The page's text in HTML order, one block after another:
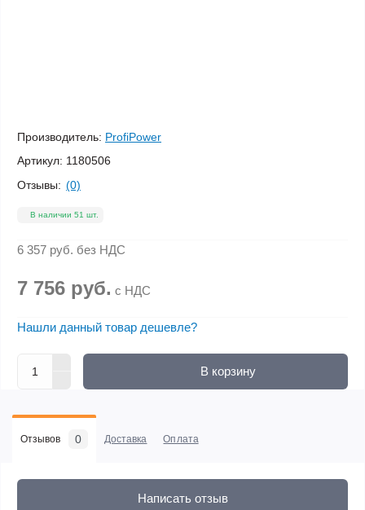
Производитель: ProfiPower
Артикул: 1180506
Отзывы: (0)
В наличии 51 шт.
6 357 руб. без НДС
7 756 руб. с НДС
Нашли данный товар дешевле?
В корзину
Отзывов 0 Доставка Оплата
Написать отзыв